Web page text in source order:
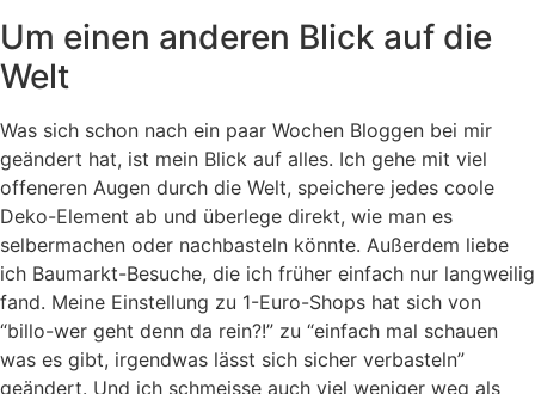
Um einen anderen Blick auf die
Welt
Was sich schon nach ein paar Wochen Bloggen bei mir
geändert hat, ist mein Blick auf alles. Ich gehe mit viel
offeneren Augen durch die Welt, speichere jedes coole
Deko-Element ab und überlege direkt, wie man es
selbermachen oder nachbasteln könnte. Außerdem liebe
ich Baumarkt-Besuche, die ich früher einfach nur langweilig
fand. Meine Einstellung zu 1-Euro-Shops hat sich von
“billo-wer geht denn da rein?!” zu “einfach mal schauen
was es gibt, irgendwas lässt sich sicher verbasteln”
geändert. Und ich schmeisse auch viel weniger weg als